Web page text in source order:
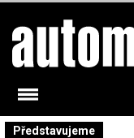
Představujeme